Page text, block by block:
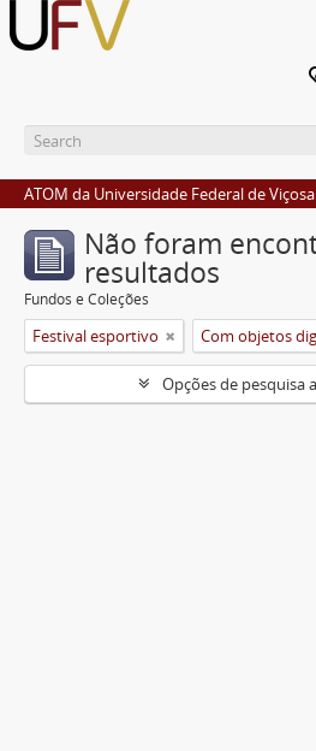
ATOM da Universidade Federal de Viçosa
Não foram
resultados
Fundos e Coleções
Festival esportivo Com objetos
Opções de pesquisa